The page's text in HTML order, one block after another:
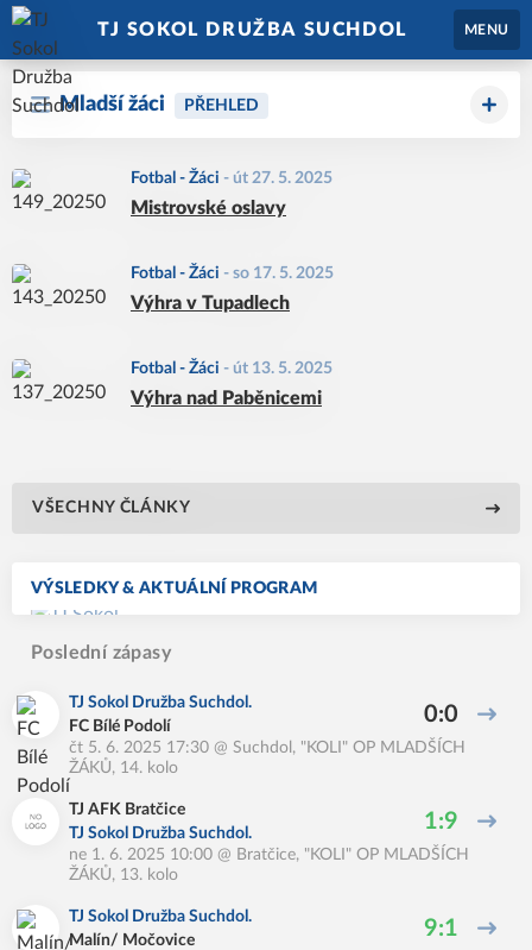
TJ SOKOL DRUŽBA SUCHDOL MENU
Mladší žáci PŘEHLED
Fotbal - Žáci - út 27. 5. 2025
Mistrovské oslavy
Fotbal - Žáci - so 17. 5. 2025
Výhra v Tupadlech
Fotbal - Žáci - út 13. 5. 2025
Výhra nad Paběnicemi
VŠECHNY ČLÁNKY
VÝSLEDKY & AKTUÁLNÍ PROGRAM
Poslední zápasy
TJ Sokol Družba Suchdol.
FC Bílé Podolí
0:0
čt 5. 6. 2025 17:30 @ Suchdol , "KOLI" OP MLADŠÍCH
ŽÁKŮ, 14. kolo
TJ AFK Bratčice
TJ Sokol Družba Suchdol.
1:9
ne 1. 6. 2025 10:00 @ Bratčice, "KOLI" OP MLADŠÍCH
ŽÁKŮ, 13. kolo
TJ Sokol Družba Suchdol.
Malín/ Močovice
9:1